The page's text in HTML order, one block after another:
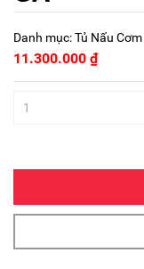
Danh mục:Tủ Nấu Cơm
11.300.000 ₫